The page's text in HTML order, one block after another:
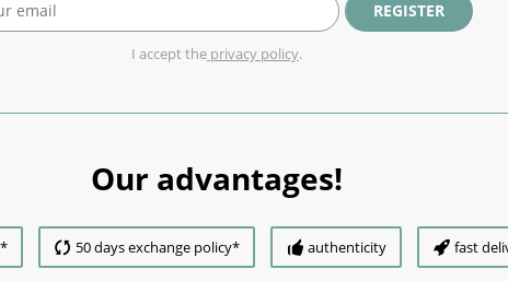
REGISTER
I accept the privacy policy.
Our advantages!
50 days exchange policy* authenticity fast